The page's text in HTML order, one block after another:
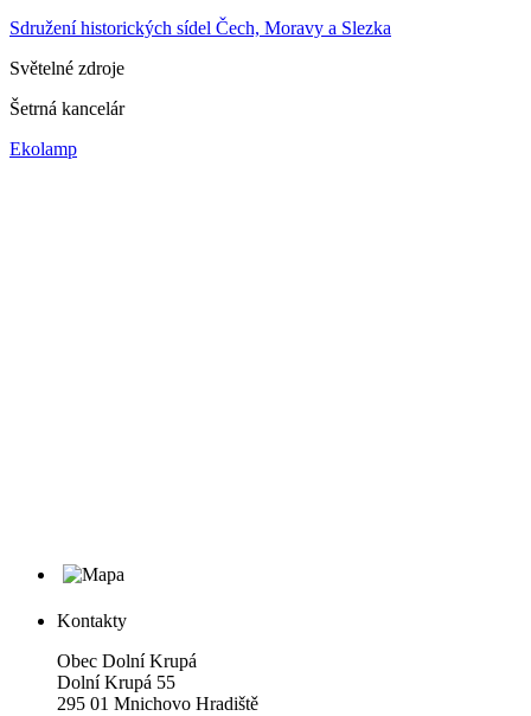
Sdružení historických sídel Čech, Moravy a Slezka
Světelné zdroje
Šetrná kancelár
Ekolamp
Kontakty
Obec Dolní Krupá
Dolní Krupá 55
295 01 Mnichovo Hradiště